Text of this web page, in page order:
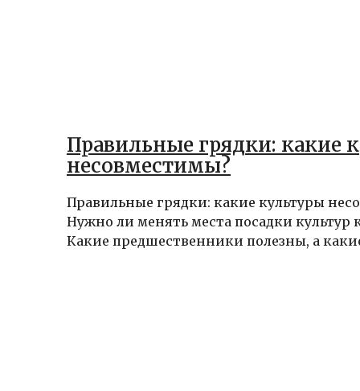
Правильные грядки: какие
несовместимы?
Правильные грядки: какие культуры
Нужно ли менять места посадки культур
Какие предшественники полезны, а